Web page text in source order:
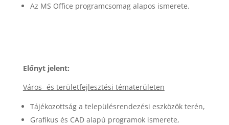
Az MS Office programcsomag alapos ismerete.
Előnyt jelent:
Város- és területfejlesztési tématerületen
Tájékozottság a településrendezési eszközök terén,
Grafikus és CAD alapú programok ismerete,